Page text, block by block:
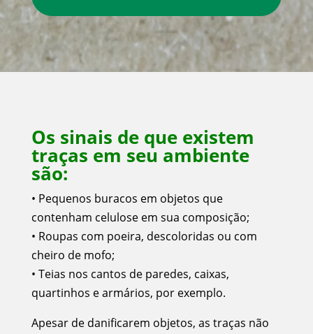
Os sinais de que existem
traças em seu ambiente
são:
• Pequenos buracos em objetos que
contenham celulose em sua composição;
• Roupas com poeira, descoloridas ou com
cheiro de mofo;
• Teias nos cantos de paredes, caixas,
quartinhos e armários, por exemplo.
Apesar de danificarem objetos, as traças não